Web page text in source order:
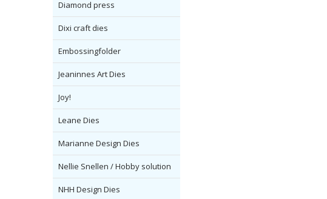
Diamond press
Dixi craft dies
Embossingfolder
Jeaninnes Art Dies
Joy!
Leane Dies
Marianne Design Dies
Nellie Snellen / Hobby solution
NHH Design Dies